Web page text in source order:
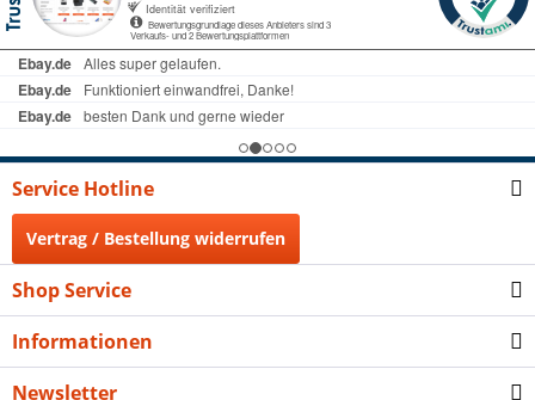
Service Hotline
Vertrag / Bestellung widerrufen
Shop Service
Informationen
Newsletter